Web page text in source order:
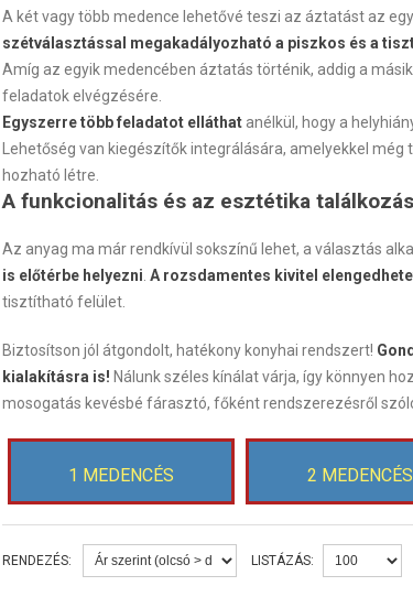
A két vagy több medence lehetővé teszi az áztatást az
szétválasztással megakadályozható a piszkos és a
Amíg az egyik medencében áztatás történik, addig a
feladatok elvégzésére.
Egyszerre több feladatot elláthatanélkül, hogy a
Lehetőség van kiegészítők integrálására, amelyekkel
hozható létre.
A funkcionalitás és az esztétika
Az anyag ma már rendkívül sokszínű lehet, a választás
is előtérbe helyezni A rozsdamentes kivitel
tisztítható felület.
Biztosítson jól átgondolt, hatékony konyhai rendszert!
kialakításra is! Nálunk széles kínálat várja, így könnyen
mosogatás kevésbé fárasztó, főként rendszerezésről
1 MEDENCÉS 2 MEDENCÉS
RENDEZÉS: LISTÁZÁS: